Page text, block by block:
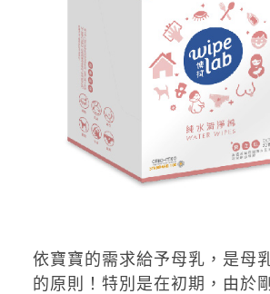
依寶寶的需求給予母乳，是母
的原則！特別是在初期，由於